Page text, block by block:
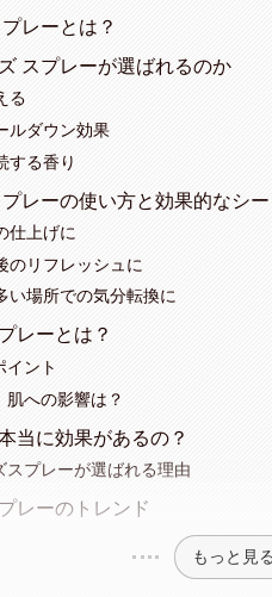
レーとは？
スプレーが選ばれるのか
る
ルダウン効果
する香り
レーの使い方と効果的なシー
仕上げに
のリフレッシュに
い場所での気分転換に
レーとは？
イント
肌への影響は？
当に効果があるの？
スプレーが選ばれる理由
レーのトレンド
もっと見る